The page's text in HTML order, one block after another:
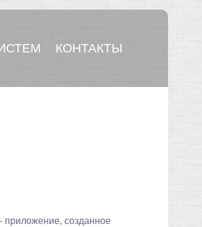
КОНТАКТЫ
приложение, созданное